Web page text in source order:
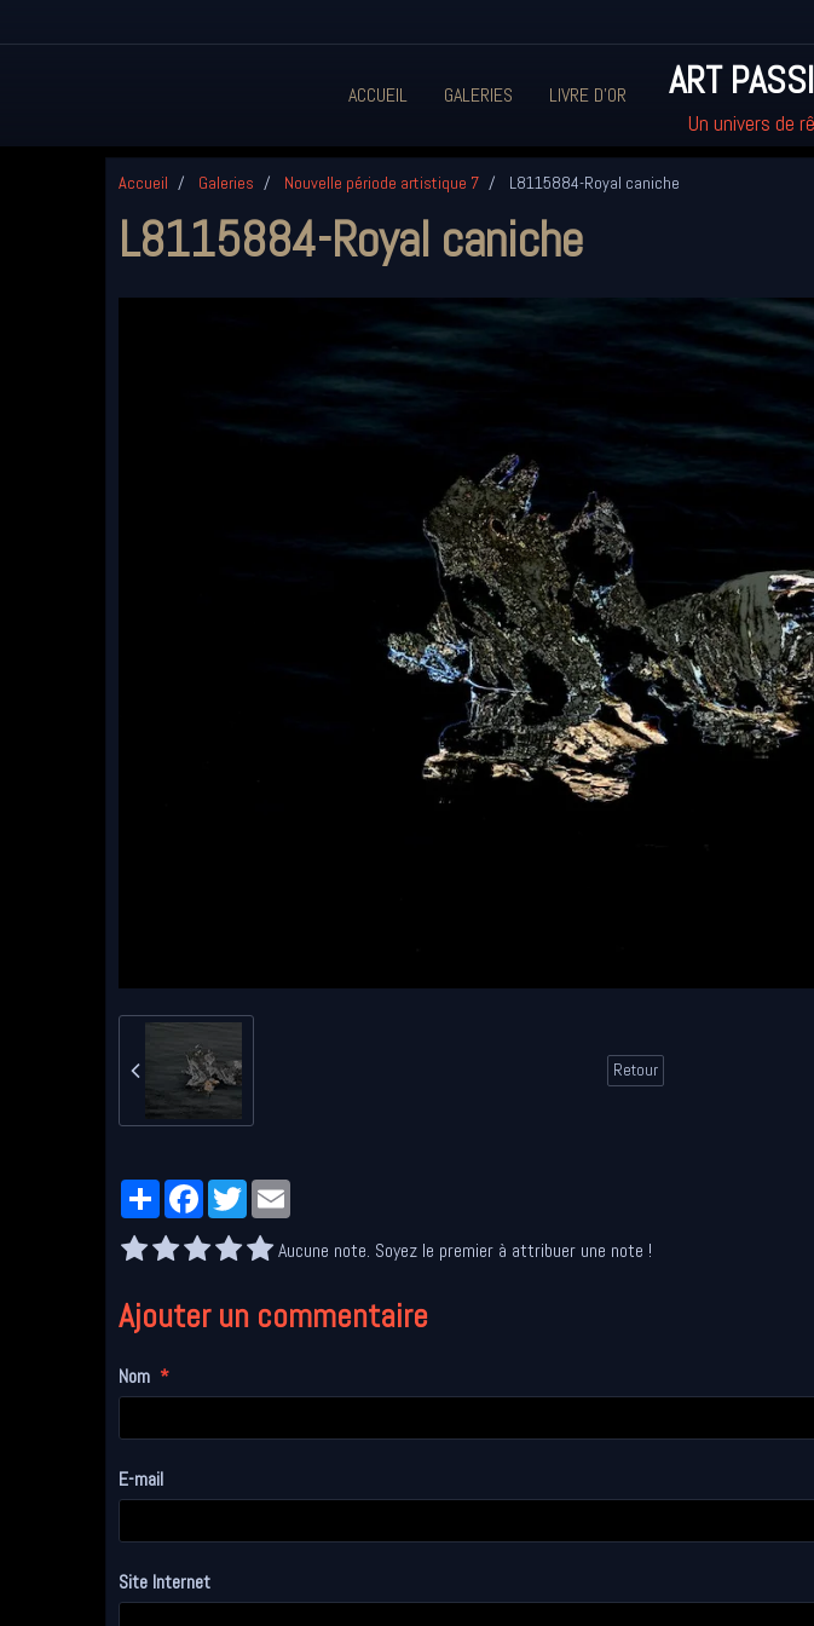
ACCUEIL GALERIES LIVRE D'OR ART
Un univers de
Accueil Galeries Nouvelle période artistique 7 L8115884-Royal caniche
L8115884-Royal caniche
Retour
PartagerFacebookTwitter
Aucune note. Soyez le premier à attribuer une note !
Ajouter un commentaire
Nom
E-mail
Site Internet